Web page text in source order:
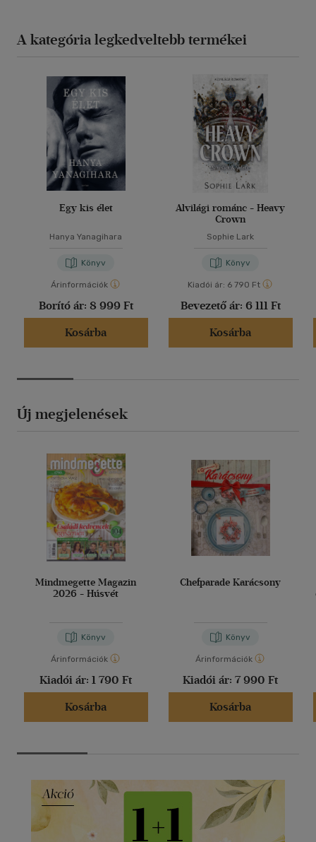
A kategória legkedveltebb termékei
Egy kis élet
Hanya Yanagihara
Könyv
Árinformációk
Borító ár: 8 999 Ft
Kosárba
Alvilági románc - Heavy
Crown
Sophie Lark
Könyv
Kiadói ár: 6 790 Ft
Bevezető ár: 6 111 Ft
Kosárba
Új megjelenések
Mindmegette Magazin
2026 - Húsvét
Könyv
Árinformációk
Kiadói ár: 1 790 Ft
Kosárba
Chefparade Karácsony
Könyv
Árinformációk
Kiadói ár: 7 990 Ft
Kosárba